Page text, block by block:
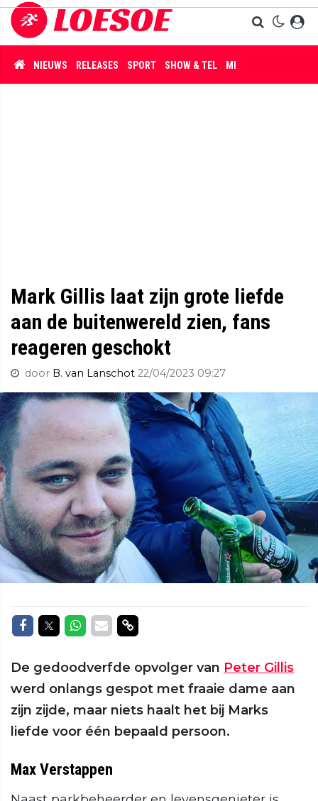
NIEUWS RELEASES SPORT SHOW & TEL MISDAAD
Mark Gillis laat zijn grote liefde
aan de buitenwereld zien, fans
reageren geschokt
door B. van Lanschot 22/04/2023 09:27
Delen op Facebook
Delen op Twitter
Delen op Whatsapp
Delen via Mail
Delen via link
De gedoodverfde opvolger van Peter Gillis
werd onlangs gespot met fraaie dame aan
zijn zijde, maar niets haalt het bij Marks
liefde voor één bepaald persoon.
Max Verstappen